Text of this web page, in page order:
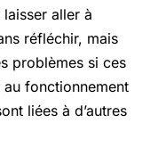
aller à
réfléchir, mais
problèmes si ces
fonctionnement
liées à d’autres